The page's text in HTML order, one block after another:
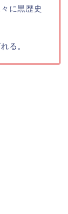
に黒歴史
る。